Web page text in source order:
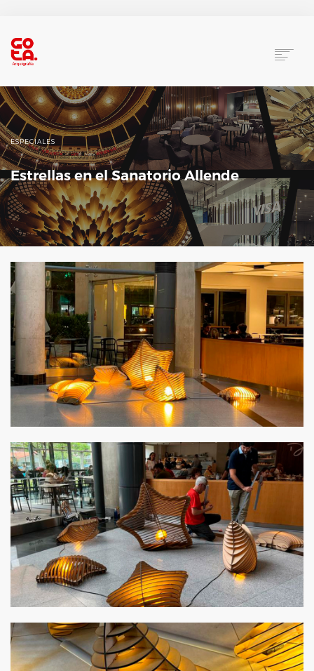
HOME
TRABAJOS
NOSOTROS
CONTACTO
ESPECIALES
Estrellas en el Sanatorio Allende